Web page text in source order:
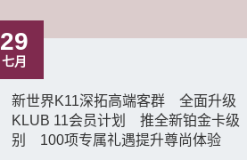
29
七月
新世界K11深拓高端客群 全面升级
KLUB 11会员计划 推全新铂金卡级
别 100项专属礼遇提升尊尚体验